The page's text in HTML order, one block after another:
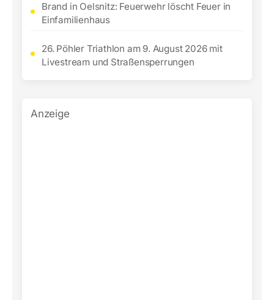
Brand in Oelsnitz: Feuerwehr löscht Feuer in
Einfamilienhaus
26. Pöhler Triathlon am 9. August 2026 mit
Livestream und Straßensperrungen
Anzeige